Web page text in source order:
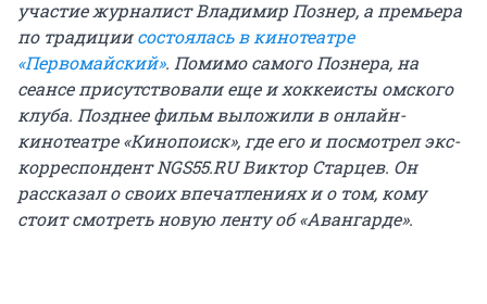
участие журналист Владимир Познер, а премьера
по традициисостоялась в кинотеатре
«Первомайский». Помимо самого Познера, на
сеансе присутствовали еще и хоккеисты омского
клуба. Позднее фильм выложили в онлайн-
кинотеатре «Кинопоиск», где его и посмотрел экс-
корреспондент NGS55.RU Виктор Старцев. Он
рассказал о своих впечатлениях и о том, кому
стоит смотреть новую ленту об «Авангарде».